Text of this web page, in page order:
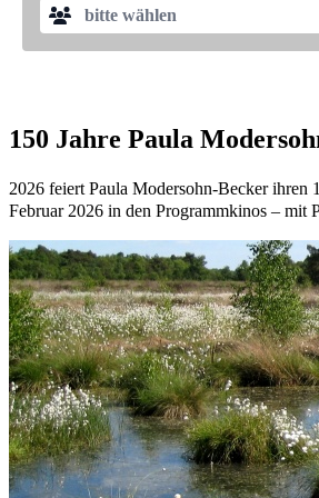
2026 begeht Paula Modersohn-Becker
Diese beiden Jubiläen werden mit
späten Bilder ebenso gezeigt wie kaum
Die aktuellen Öffnungszeiten finden Sie
Hinweis: Das "Ticket in Pauschale" ist
bitte wählen
150 Jahre Paula
2026 feiert Paula Modersohn-Becker ihren
Februar 2026 in den Programmkinos – mit